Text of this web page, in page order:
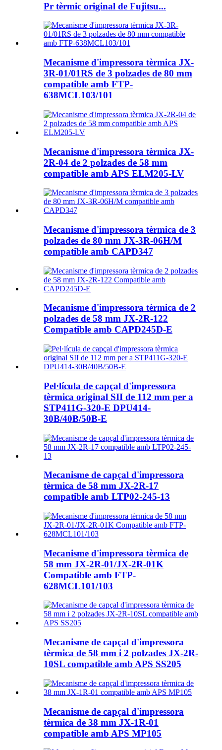
Pr tèrmic original de Fujitsu...
Mecanisme d'impressora tèrmica JX-
3R-01/01RS de 3 polzades de 80 mm
compatible amb FTP-
638MCL103/101
Mecanisme d'impressora tèrmica JX-
2R-04 de 2 polzades de 58 mm
compatible amb APS ELM205-LV
Mecanisme d'impressora tèrmica de 3
polzades de 80 mm JX-3R-06H/M
compatible amb CAPD347
Mecanisme d'impressora tèrmica de 2
polzades de 58 mm JX-2R-122
Compatible amb CAPD245D-E
Pel·lícula de capçal d'impressora
tèrmica original SII de 112 mm per a
STP411G-320-E DPU414-
30B/40B/50B-E
Mecanisme de capçal d'impressora
tèrmica de 58 mm JX-2R-17
compatible amb LTP02-245-13
Mecanisme d'impressora tèrmica de
58 mm JX-2R-01/JX-2R-01K
Compatible amb FTP-
628MCL101/103
Mecanisme de capçal d'impressora
tèrmica de 58 mm i 2 polzades JX-2R-
10SL compatible amb APS SS205
Mecanisme de capçal d'impressora
tèrmica de 38 mm JX-1R-01
compatible amb APS MP105